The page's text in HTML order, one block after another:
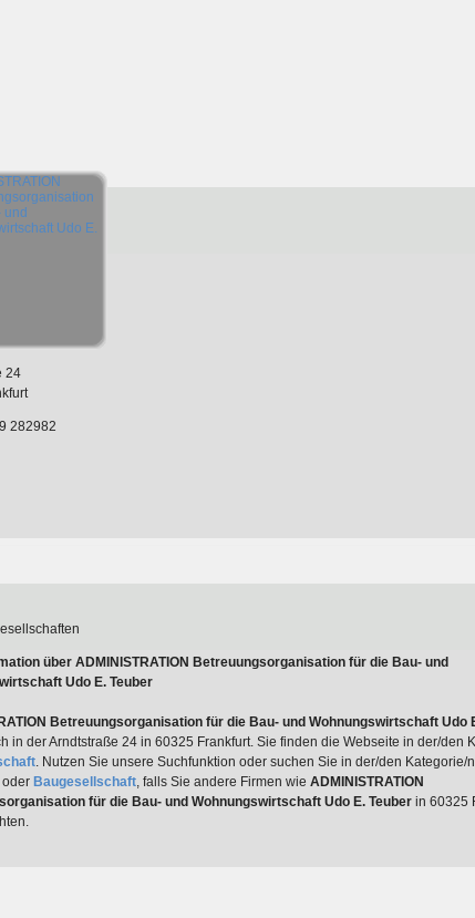
24
282982
über ADMINISTRATION Betreuungsorganisation für die Bau- und
Udo E. Teuber
Betreuungsorganisation für die Bau- und Wohnungswirtschaft Udo
in der Arndtstraße 24 in 60325 Frankfurt. Sie finden die Webseite in der/den
. Nutzen Sie unsere Suchfunktion oder suchen Sie in der/den Kategorie/n
oder Baugesellschaft, falls Sie andere Firmen wie ADMINISTRATION
für die Bau- und Wohnungswirtschaft Udo E. Teuberin 60325